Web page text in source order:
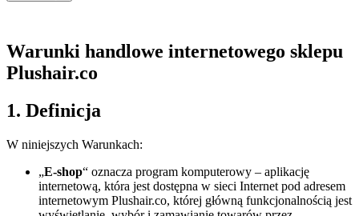
Warunki handlowe internetowego sklepu
Plushair.co
1. Definicja
W niniejszych Warunkach:
„E-shop“ oznacza program komputerowy – aplikację
internetową, która jest dostępna w sieci Internet pod adresem
internetowym Plushair.co, której główną funkcjonalnością jest